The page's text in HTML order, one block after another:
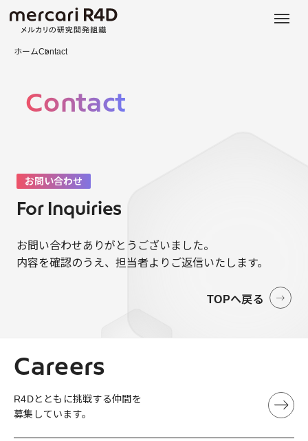
ホームContact
Contact
お問い合わせ
For Inquiries
お問い合わせありがとうございました。
内容を確認のうえ、担当者よりご返信いたします。
TOPへ戻る
Careers
R4Dとともに挑戦する仲間を
募集しています。